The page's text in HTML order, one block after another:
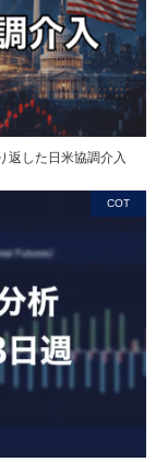
返した日米協調介入
COT